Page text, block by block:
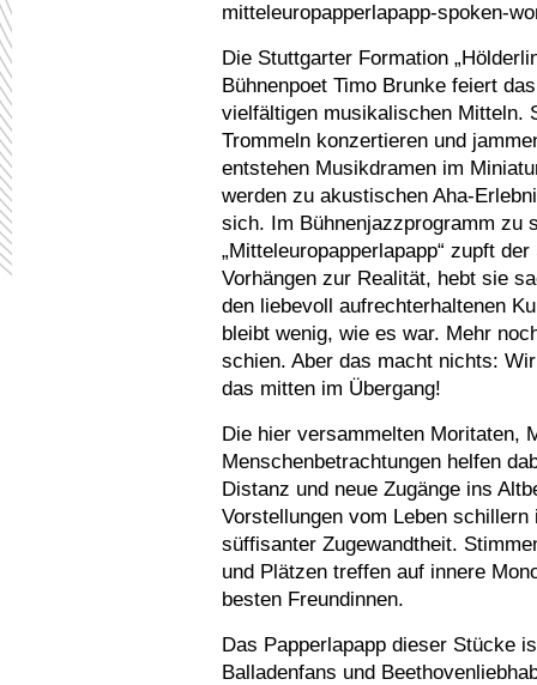
mitteleuropapperlapapp-spoken-
Die Stuttgarter Formation
Bühnenpoet Timo Brunke feiert
vielfältigen musikalischen Mitteln.
Trommeln konzertieren und
entstehen Musikdramen im
werden zu akustischen Aha-
sich. Im Bühnenjazzprogramm zu
„Mitteleuropapperlapapp“ zupft
Vorhängen zur Realität, hebt sie
den liebevoll aufrechterhaltenen
bleibt wenig, wie es war. Mehr
schien. Aber das macht nichts:
das mitten im Übergang!
Die hier versammelten Moritaten,
Menschenbetrachtungen helfen
Distanz und neue Zugänge ins
Vorstellungen vom Leben
süffisanter Zugewandtheit.
und Plätzen treffen auf innere
besten Freundinnen.
Das Papperlapapp dieser Stücke
Balladenfans und